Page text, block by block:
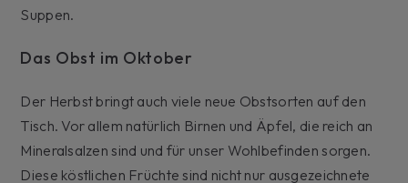
Suppen.
Das Obst im Oktober
Der Herbst bringt auch viele neue Obstsorten auf den
Tisch. Vor allem natürlich Birnen und Äpfel, die reich an
Mineralsalzen sind und für unser Wohlbefinden sorgen.
Diese köstlichen Früchte sind nicht nur ausgezeichnete